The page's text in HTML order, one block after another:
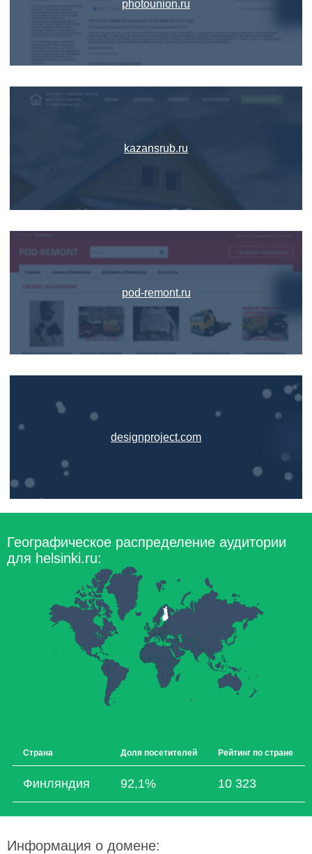
photounion.ru
kazansrub.ru
pod-remont.ru
designproject.com
Географическое распределение аудитории
для helsinki.ru:
Страна Доля посетителей Рейтинг по стране
Финляндия 92,1% 10 323
Информация о домене: